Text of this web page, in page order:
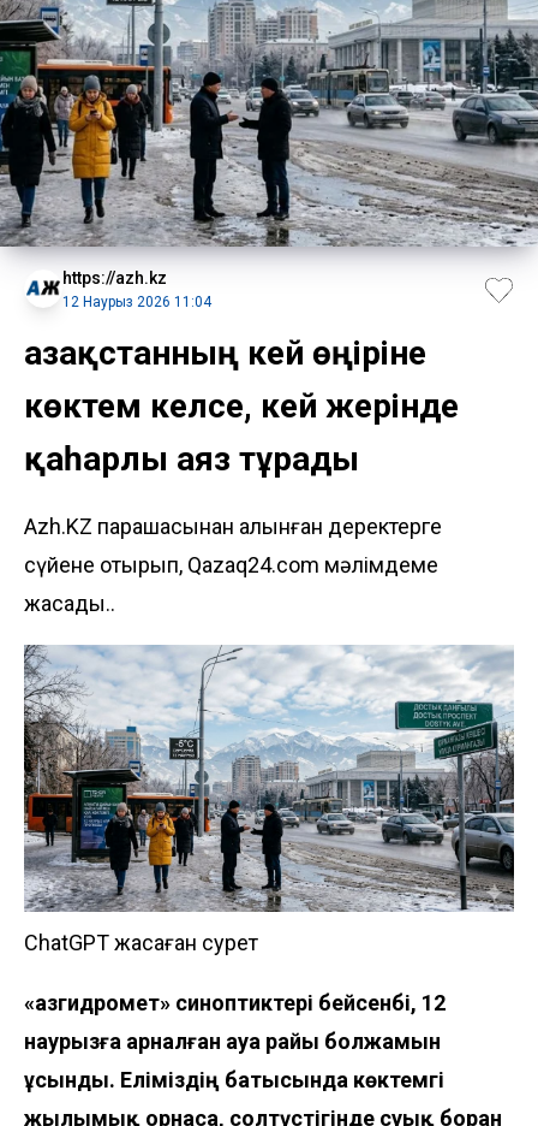
https://azh.kz
12 Наурыз 2026 11:04
Қазақстанның кей өңіріне
көктем келсе, кей жерінде
қаһарлы аяз тұрады
Azh.KZ парақшасынан алынған деректерге
сүйене отырып, Qazaq24.com мәлімдеме
жасады..
ChatGPT жасаған сурет
«Қазгидромет» синоптиктері бейсенбі, 12
наурызға арналған ауа райы болжамын
ұсынды. Еліміздің батысында көктемгі
жылымық орнаса, солтүстігінде суық боран